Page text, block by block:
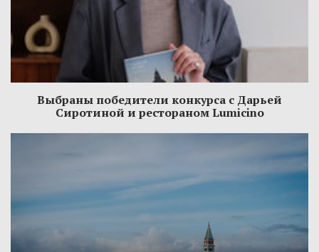
Выбраны победители конкурса с Дарьей
Сиротиной и рестораном Lumicino